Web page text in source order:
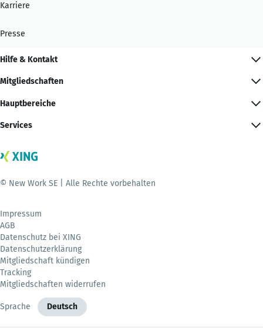
Karriere
Presse
Hilfe & Kontakt
Mitgliedschaften
Hauptbereiche
Services
© New Work SE | Alle Rechte vorbehalten
Impressum
AGB
Datenschutz bei XING
Datenschutzerklärung
Mitgliedschaft kündigen
Tracking
Mitgliedschaften widerrufen
Sprache Deutsch